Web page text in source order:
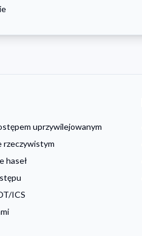
uprzywilejowanym
rzeczywistym
haseł
ICS